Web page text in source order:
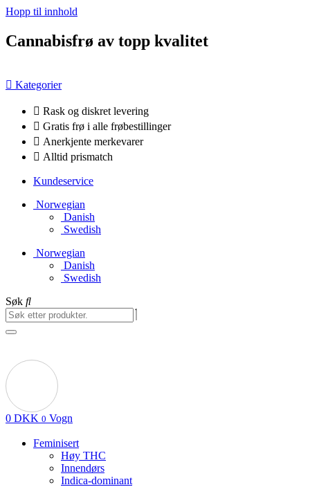
Hopp til innhold
Cannabisfrø av topp kvalitet
Kategorier
Rask og diskret levering
Gratis frø i alle frøbestillinger
Anerkjente merkevarer
Alltid prismatch
Kundeservice
Norwegian
Danish
Swedish
Norwegian
Danish
Swedish
Søk
0 DKK 0 Vogn
Feminisert
Høy THC
Innendørs
Indica-dominant